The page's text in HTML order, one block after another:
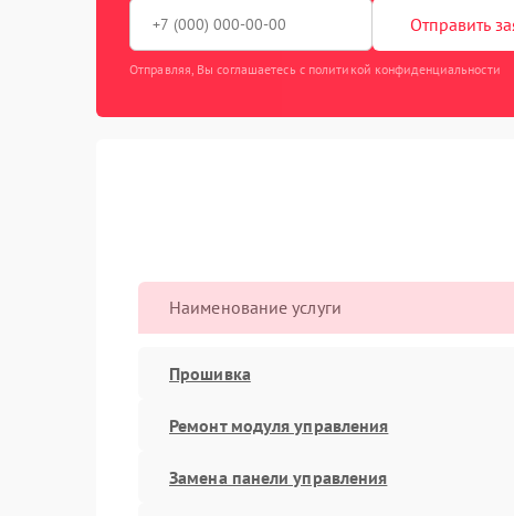
Отправить
Отправляя, Вы соглашаетесь с политикой конфиденциальности
Наименование услуги
Прошивка
Ремонт модуля управления
Замена панели управления